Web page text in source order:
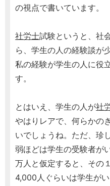
の視点で書いています。
社労士試験というと、社
ら、学生の人の経験談が
私の経験が学生の人に役
す。
とはいえ、学生の人が社
やはりレアで、何らかの
いでしょうね。ただ、珍
弱ほどは学生の受験者が
万人と仮定すると、その
4,000人ぐらいは学生がい